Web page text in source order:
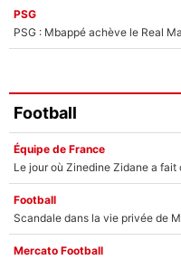
PSG
PSG : Mbappé achève le Real
Football
Équipe de France
Football
Mercato Football